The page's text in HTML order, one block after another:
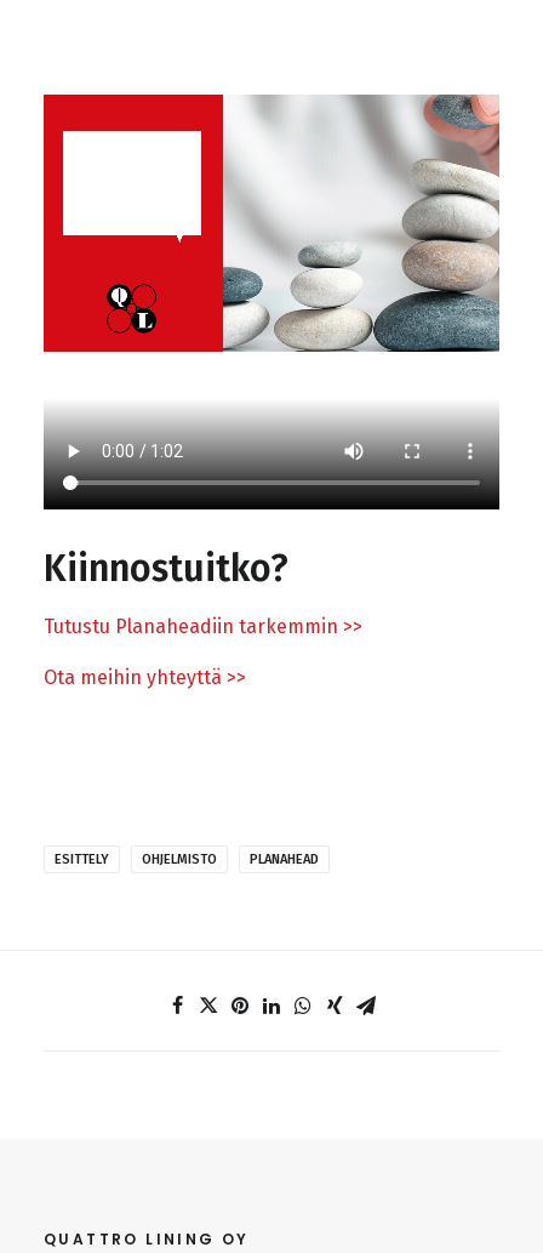
Kiinnostuitko?
Tutustu Planaheadiin tarkemmin >>
Ota meihin yhteyttä >>
ESITTELY OHJELMISTO PLANAHEAD
QUATTRO LINING OY